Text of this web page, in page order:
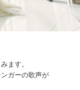
ます。
ガーの歌声が